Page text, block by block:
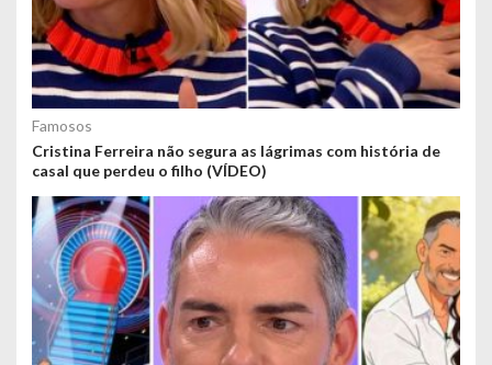
Famosos
Cristina Ferreira não segura as lágrimas com história de
casal que perdeu o filho (VÍDEO)